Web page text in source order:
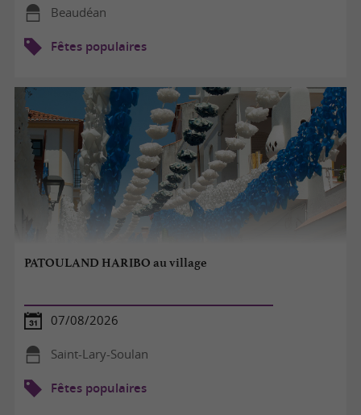
Beaudéan
Fêtes populaires
PATOULAND HARIBO au village
07/08/2026
Saint-Lary-Soulan
Fêtes populaires